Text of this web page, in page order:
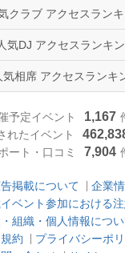
クラブ アクセスラン
気DJ アクセスランキ
気相席 アクセスランキ
予定イベント 1,167
れたイベント
ート・口コミ
7,904
掲載について
企業
ベント参加における
組織・個人情報につ
約
プライバシーポ